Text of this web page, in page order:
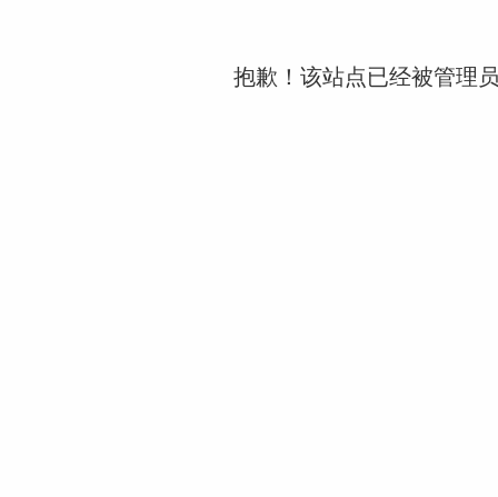
抱歉！该站点已经被管理